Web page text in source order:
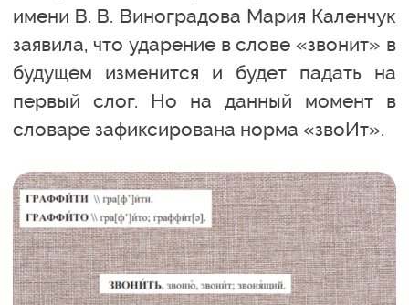
имени В. В. Виноградова Мария Каленчук
заявила, что ударение в слове «звонит» в
будущем изменится и будет падать на
первый слог. Но на данный момент в
словаре зафиксирована норма «звоИт».